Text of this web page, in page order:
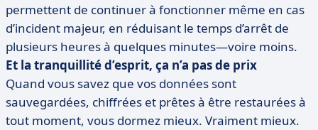
permettent de continuer à fonctionner même en cas
d’incident majeur, en réduisant le temps d’arrêt de
plusieurs heures à quelques minutes—voire moins.
Et la tranquillité d’esprit, ça n’a pas de prix
Quand vous savez que vos données sont
sauvegardées, chiffrées et prêtes à être restaurées à
tout moment, vous dormez mieux. Vraiment mieux.